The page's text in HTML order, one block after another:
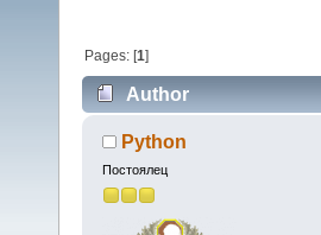
Pages: [1]
Author
Python
Постоялец